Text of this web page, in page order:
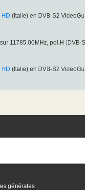
HD (Italie) en DVB-S2
11785.00MHz, pol.H (DVB-
HD (Italie) en DVB-S2
générales